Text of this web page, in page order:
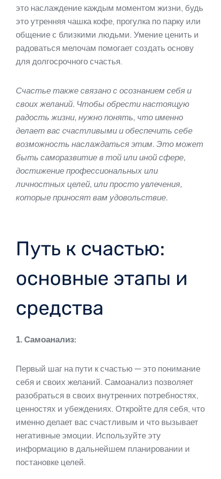
это наслаждение каждым моментом жизни, будь
это утренняя чашка кофе, прогулка по парку или
общение с близкими людьми. Умение ценить и
радоваться мелочам помогает создать основу
для долгосрочного счастья.
Счастье также связано с осознанием себя и
своих желаний. Чтобы обрести настоящую
радость жизни, нужно понять, что именно
делает вас счастливыми и обеспечить себе
возможность наслаждаться этим. Это может
быть саморазвитие в той или иной сфере,
достижение профессиональных или
личностных целей, или просто увлечения,
которые приносят вам удовольствие.
Путь к счастью:
основные этапы и
средства
1. Самоанализ:
Первый шаг на пути к счастью — это понимание
себя и своих желаний. Самоанализ позволяет
разобраться в своих внутренних потребностях,
ценностях и убеждениях. Откройте для себя, что
именно делает вас счастливым и что вызывает
негативные эмоции. Используйте эту
информацию в дальнейшем планировании и
постановке целей.